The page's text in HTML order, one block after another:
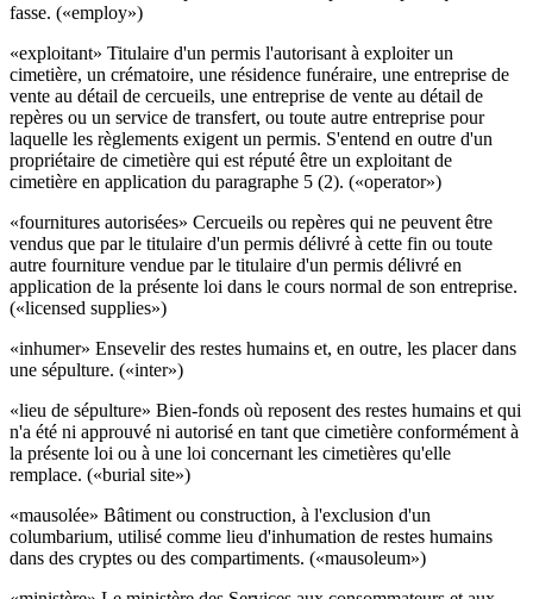
fasse. («employ»)
«exploitant» Titulaire d'un permis l'autorisant à exploiter un
cimetière, un crématoire, une résidence funéraire, une entreprise de
vente au détail de cercueils, une entreprise de vente au détail de
repères ou un service de transfert, ou toute autre entreprise pour
laquelle les règlements exigent un permis. S'entend en outre d'un
propriétaire de cimetière qui est réputé être un exploitant de
cimetière en application du paragraphe 5 (2). («operator»)
«fournitures autorisées» Cercueils ou repères qui ne peuvent être
vendus que par le titulaire d'un permis délivré à cette fin ou toute
autre fourniture vendue par le titulaire d'un permis délivré en
application de la présente loi dans le cours normal de son entreprise.
(«licensed supplies»)
«inhumer» Ensevelir des restes humains et, en outre, les placer dans
une sépulture. («inter»)
«lieu de sépulture» Bien-fonds où reposent des restes humains et qui
n'a été ni approuvé ni autorisé en tant que cimetière conformément à
la présente loi ou à une loi concernant les cimetières qu'elle
remplace. («burial site»)
«mausolée» Bâtiment ou construction, à l'exclusion d'un
columbarium, utilisé comme lieu d'inhumation de restes humains
dans des cryptes ou des compartiments. («mausoleum»)